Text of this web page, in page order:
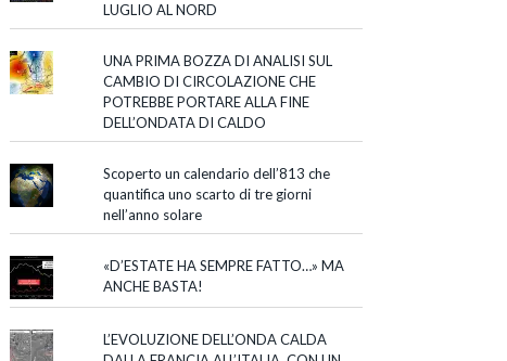
LUGLIO AL NORD
UNA PRIMA BOZZA DI ANALISI SUL
CAMBIO DI CIRCOLAZIONE CHE
POTREBBE PORTARE ALLA FINE
DELL’ONDATA DI CALDO
Scoperto un calendario dell’813 che
quantifica uno scarto di tre giorni
nell’anno solare
«D’ESTATE HA SEMPRE FATTO…» MA
ANCHE BASTA!
L’EVOLUZIONE DELL’ONDA CALDA